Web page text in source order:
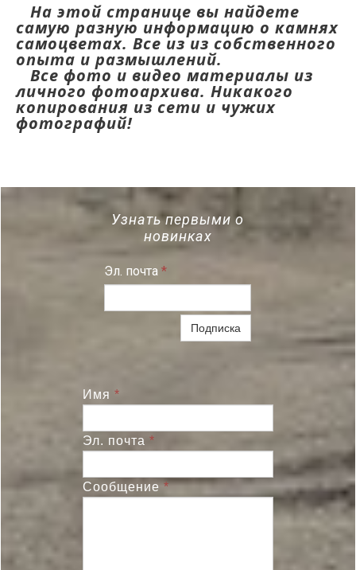
На этой странице вы найдете
самую разную информацию о камнях
самоцветах. Все из из собственного
опыта и размышлений.
Все фото и видео материалы из
личного фотоархива. Никакого
копирования из сети и чужих
фотографий!
Узнать первыми о
новинках
Эл. почта *
Подписка
Имя *
Эл. почта *
Сообщение *